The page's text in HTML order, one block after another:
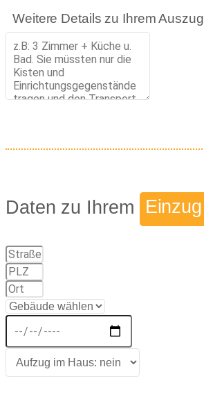
Weitere Details zu Ihrem Auszug
Daten zu Ihrem Einzug